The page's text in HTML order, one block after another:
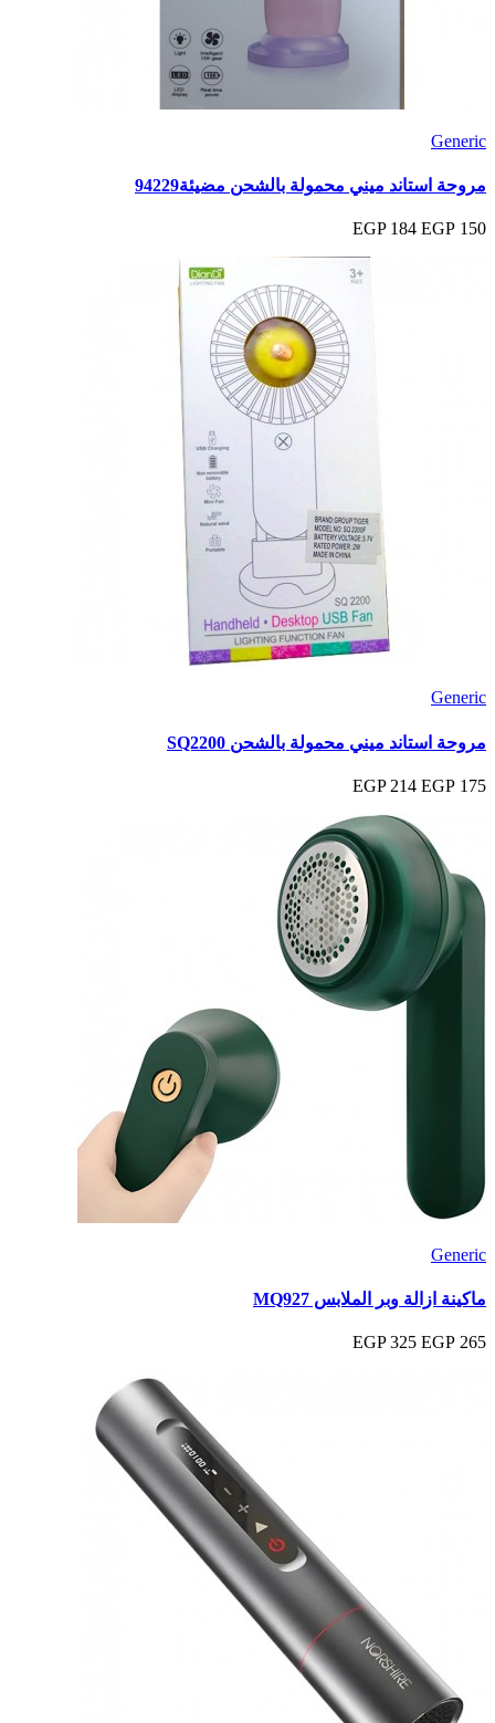
Generic
مروحة استاند ميني محمولة بالشحن مضيئة94229
150 EGP
184 EGP
Generic
مروحة استاند ميني محمولة بالشحن SQ2200
175 EGP
214 EGP
Generic
ماكينة ازالة وبر الملابس MQ927
265 EGP
325 EGP